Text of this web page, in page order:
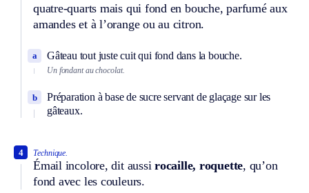
quatre-quarts mais qui fond en bouche, parfumé aux
amandes et à l’orange ou au citron.
Gâteau tout juste cuit qui fond dans la bouche.
a
Un fondant au chocolat.
Préparation à base de sucre servant de glaçage sur les
gâteaux.
b
Technique.
Émail incolore, dit aussirocaille, roquette, qu’on
fond avec les couleurs.
4